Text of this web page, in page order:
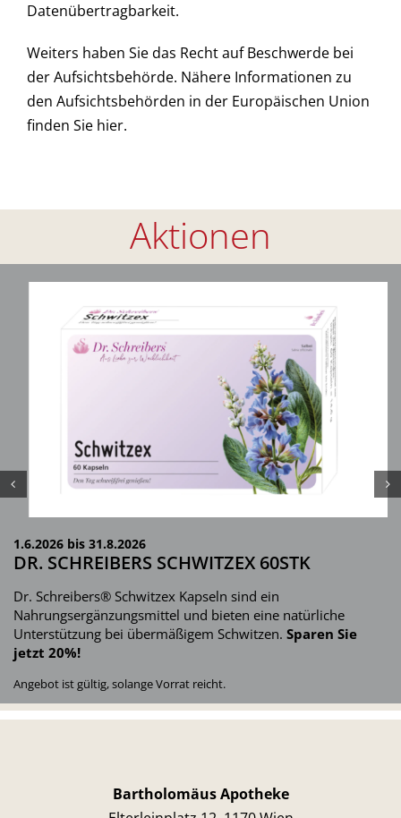
Datenübertragbarkeit.
Weiters haben Sie das Recht auf Beschwerde bei
der Aufsichtsbehörde. Nähere Informationen zu
den Aufsichtsbehörden in der Europäischen Union
finden Sie hier.
Aktionen
1.6.2026 bis 31.8.2026
DR. SCHREIBERS SCHWITZEX 60STK
Dr. Schreibers® Schwitzex Kapseln sind ein
Nahrungsergänzungsmittel und bieten eine natürliche
Unterstützung bei übermäßigem Schwitzen. Sparen Sie
jetzt 20%!
Angebot ist gültig, solange Vorrat reicht.
Bartholomäus Apotheke